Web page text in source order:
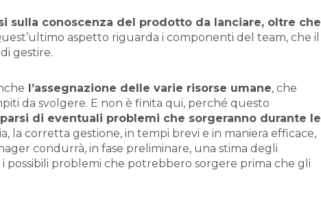
sulla conoscenza del prodotto da lanciare, oltre che
aspetto riguarda i componenti del team, che il
gestire.
l’assegnazione delle varie risorse umane, che
da svolgere. E non è finita qui, perché questo
di eventuali problemi che sorgeranno durante le
la corretta gestione, in tempi brevi e in maniera efficace,
condurrà, in fase preliminare, una stima degli
possibili problemi che potrebbero sorgere prima che gli